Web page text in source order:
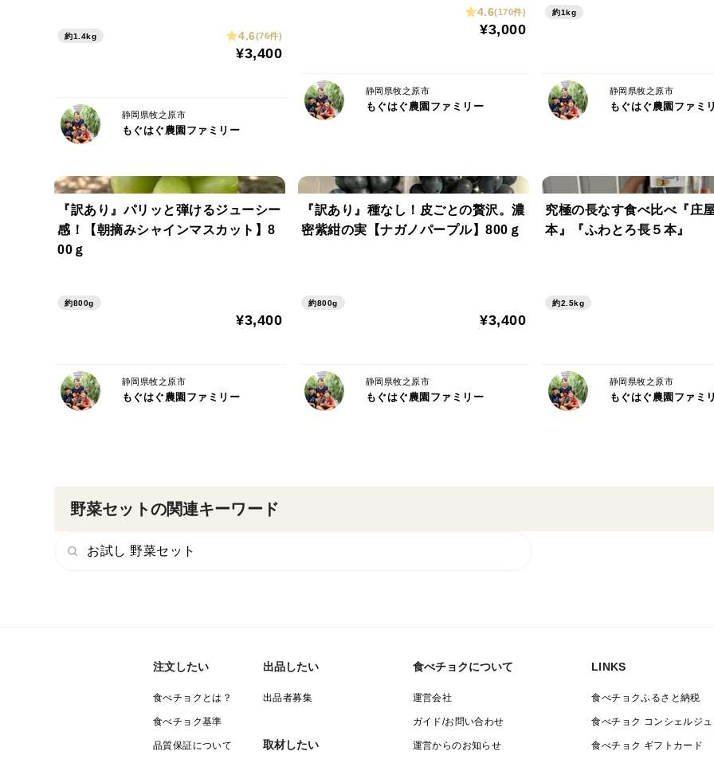
約1.4kg 4.6(76件)
¥3,400
静岡県牧之原市
もぐはぐ農園ファミリー
4.6(170件)
¥3,000
静岡県牧之原市
もぐはぐ農園ファミリー
約1kg
静岡県牧之原市
もぐはぐ農園ファミ
『訳あり』パリッと弾けるジューシー
感！【朝摘みシャインマスカット】8
00ｇ
約800g
¥3,400
静岡県牧之原市
もぐはぐ農園ファミリー
『訳あり』種なし！皮ごとの贅沢。濃
密紫紺の実【ナガノパープル】800ｇ
約800g
¥3,400
静岡県牧之原市
もぐはぐ農園ファミリー
究極の長なす食べ比べ『庄
本』『ふわとろ長５本』
約2.5kg
静岡県牧之原市
もぐはぐ農園ファミ
野菜セットの関連キーワード
お試し 野菜セット
注文したい
食べチョクとは？
食べチョク基準
品質保証について
出品したい
出品者募集
取材したい
食べチョクについて
運営会社
ガイド/お問い合わせ
運営からのお知らせ
LINKS
食べチョクふるさと納税
食べチョク コンシェルジュ
食べチョク ギフトカード